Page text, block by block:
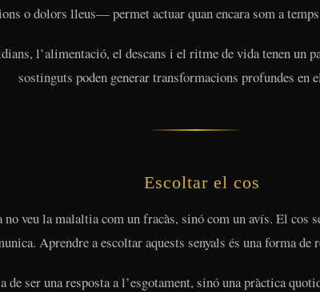
o dolors lleus— permet actuar quan encara som a
l’alimentació, el descans i el ritme de vida tenen un
sostinguts poden generar transformacions profundes en
Escoltar el cos
veu la malaltia com un fracàs, sinó com un avís. El cos
Aprendre a escoltar aquests senyals és una forma de
de ser una resposta a l’esgotament, sinó una pràctica